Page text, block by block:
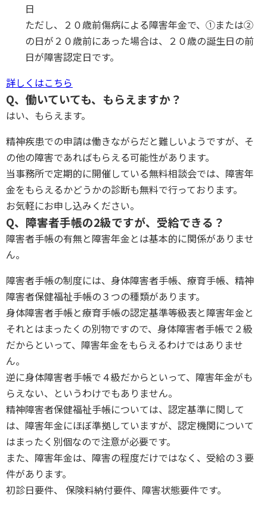
日
ただし、２０歳前傷病による障害年金で、①または②
の日が２０歳前にあった場合は、２０歳の誕生日の前
日が障害認定日です。
詳しくはこちら
Q、働いていても、もらえますか？
はい、もらえます。
精神疾患での申請は働きながらだと難しいようですが、そ
の他の障害であればもらえる可能性があります。
当事務所で定期的に開催している無料相談会では、障害年
金をもらえるかどうかの診断も無料で行っております。
お気軽にお申し込みください。
Q、障害者手帳の2級ですが、受給できる？
障害者手帳の有無と障害年金とは基本的に関係がありませ
ん。
障害者手帳の制度には、身体障害者手帳、療育手帳、精神
障害者保健福祉手帳の３つの種類があります。
身体障害者手帳と療育手帳の認定基準等級表と障害年金と
それとはまったくの別物ですので、身体障害者手帳で２級
だからといって、障害年金をもらえるわけではありませ
ん。
逆に身体障害者手帳で４級だからといって、障害年金がも
らえない、というわけでもありません。
精神障害者保健福祉手帳については、認定基準に関して
は、障害年金にほぼ準拠していますが、認定機関について
はまったく別個なので注意が必要です。
また、障害年金は、障害の程度だけではなく、受給の３要
件があります。
初診日要件、 保険料納付要件、障害状態要件です。